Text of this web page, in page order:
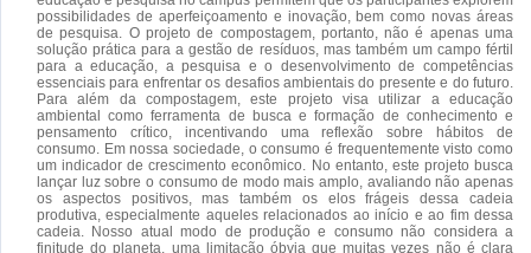
possibilidades de aperfeiçoamento e inovação, bem como novas áreas
de pesquisa. O projeto de compostagem, portanto, não é apenas uma
solução prática para a gestão de resíduos, mas também um campo fértil
para a educação, a pesquisa e o desenvolvimento de competências
essenciais para enfrentar os desafios ambientais do presente e do futuro.
Para além da compostagem, este projeto visa utilizar a educação
ambiental como ferramenta de busca e formação de conhecimento e
pensamento crítico, incentivando uma reflexão sobre hábitos de
consumo. Em nossa sociedade, o consumo é frequentemente visto como
um indicador de crescimento econômico. No entanto, este projeto busca
lançar luz sobre o consumo de modo mais amplo, avaliando não apenas
os aspectos positivos, mas também os elos frágeis dessa cadeia
produtiva, especialmente aqueles relacionados ao início e ao fim dessa
cadeia. Nosso atual modo de produção e consumo não considera a
finitude do planeta, uma limitação óbvia que muitas vezes não é clara